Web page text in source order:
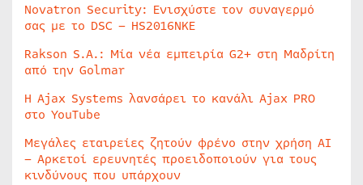
Novatron Security: Ενισχύστε τον συναγερμό
σας με το DSC – HS2016NKE
Rakson S.A.: Μία νέα εμπειρία G2+ στη Μαδρίτη
από την Golmar
Η Ajax Systems λανσάρει το κανάλι Ajax PRO
στο YouTube
Μεγάλες εταιρείες ζητούν φρένο στην χρήση AI
– Αρκετοί ερευνητές προειδοποιούν για τους
κινδύνους που υπάρχουν